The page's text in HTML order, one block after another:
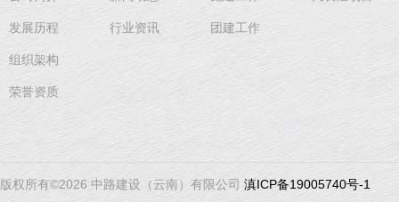
发展历程
组织架构
荣誉资质
行业资讯 团建工作
版权所有©2026 中路建设（云南）有限公司 滇ICP备19005740号-1